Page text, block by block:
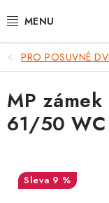
na
VÝPRODEJ - TOP
BLOG
UŽITEČNÉ RADY
VRÁCENÍ ZBOŽÍ
PRO POSUVNÉ
MP
61/50 WC
9 %